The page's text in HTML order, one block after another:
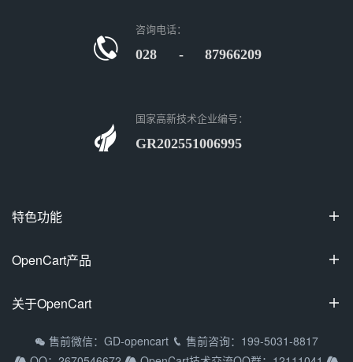
咨询电话：
028 - 87966209
国家高新技术企业编号：
GR202551006995
特色功能 
100%开源
多商家入驻
拼团/砍价/秒杀
OpenCart产品 
OpenCart国际专业版
OpenCart多商家系统
关于OpenCart 
OpenCart教程
 售前微信：GD-opencart  售前咨询：199-5031-8817